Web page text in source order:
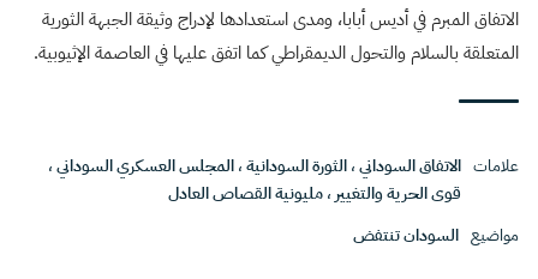
الاتفاق المبرم في أديس أبابا، ومدى استعدادها لإدراج وثيقة الجبهة الثورية
المتعلقة بالسلام والتحول الديمقراطي كما اتفق عليها في العاصمة الإثيوبية.
علامات الاتفاق السوداني،الثورة السودانية،المجلس العسكري السوداني،
قوى الحرية والتغيير ،مليونية القصاص العادل
مواضيع السودان تنتفض